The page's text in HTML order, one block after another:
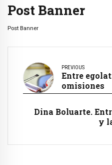
Post Banner
Post Banner
PREVIOUS
Entre
omisiones
Dina Boluarte.
y